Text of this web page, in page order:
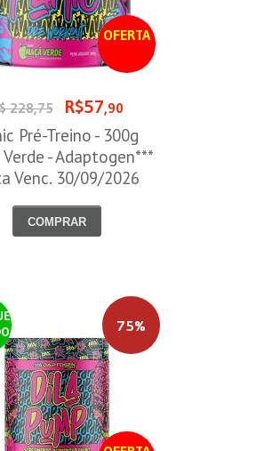
OFERTA
228,75 R$57,90
Pré-Treino - 300g
- Adaptogen***
Venc. 30/09/2026
COMPRAR
75%